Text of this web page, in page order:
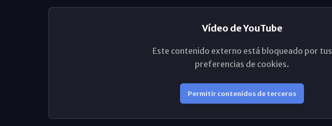
Vídeo de YouTube
Este contenido externo está bloqueado por tus
preferencias de cookies.
Permitir contenidos de terceros